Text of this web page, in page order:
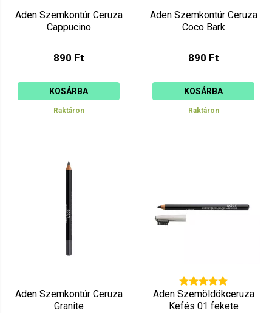
Aden Szemkontúr Ceruza
Cappucino
890 Ft
KOSÁRBA
Raktáron
Aden Szemkontúr Ceruza
Coco Bark
890 Ft
KOSÁRBA
Raktáron
Aden Szemkontúr Ceruza
Granite
Aden Szemöldökceruza
Kefés 01 fekete